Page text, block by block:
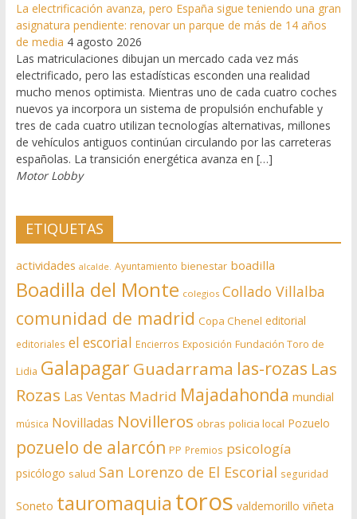
La electrificación avanza, pero España sigue teniendo una gran
asignatura pendiente: renovar un parque de más de 14 años
de media 4 agosto 2026
Las matriculaciones dibujan un mercado cada vez más
electrificado, pero las estadísticas esconden una realidad
mucho menos optimista. Mientras uno de cada cuatro coches
nuevos ya incorpora un sistema de propulsión enchufable y
tres de cada cuatro utilizan tecnologías alternativas, millones
de vehículos antiguos continúan circulando por las carreteras
españolas. La transición energética avanza en […]
Motor Lobby
ETIQUETAS
actividades alcalde. Ayuntamiento bienestar boadilla
Boadilla del Monte colegios Collado Villalba
comunidad de madrid Copa Chenel editorial
editoriales el escorial Encierros Exposición Fundación Toro de
Lidia Galapagar Guadarrama las-rozas Las
Rozas Las Ventas Madrid Majadahonda mundial
música Novilladas Novilleros obras policia local Pozuelo
pozuelo de alarcón PP Premios psicología
psicólogo salud San Lorenzo de El Escorial seguridad
Soneto tauromaquia toros valdemorillo viñeta